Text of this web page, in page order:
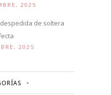
2025
de soltera
2025